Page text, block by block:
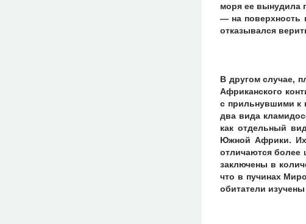
моря ее вынудила
— на поверхность
отказывался
В другом случае,
Африканского
с прильнувшими к
два вида
как отдельный
Южной Африки.
отличаются более
заключены в
что в пучинах
обитатели